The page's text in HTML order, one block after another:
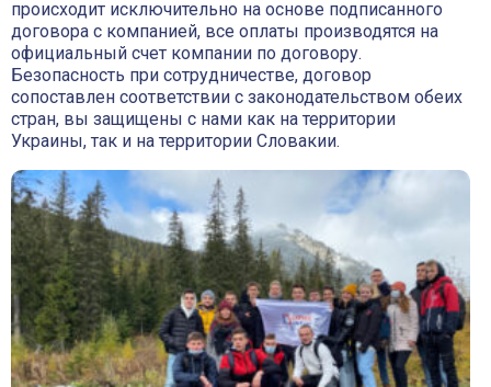
Оставьте заявку!
происходит исключительно на основе подписанного
договора с компанией, все оплаты производятся на
официальный счет компании по договору.
Безопасность при сотрудничестве, договор
сопоставлен соответствии с законодательством обеих
стран, вы защищены с нами как на территории
Украины, так и на территории Словакии.